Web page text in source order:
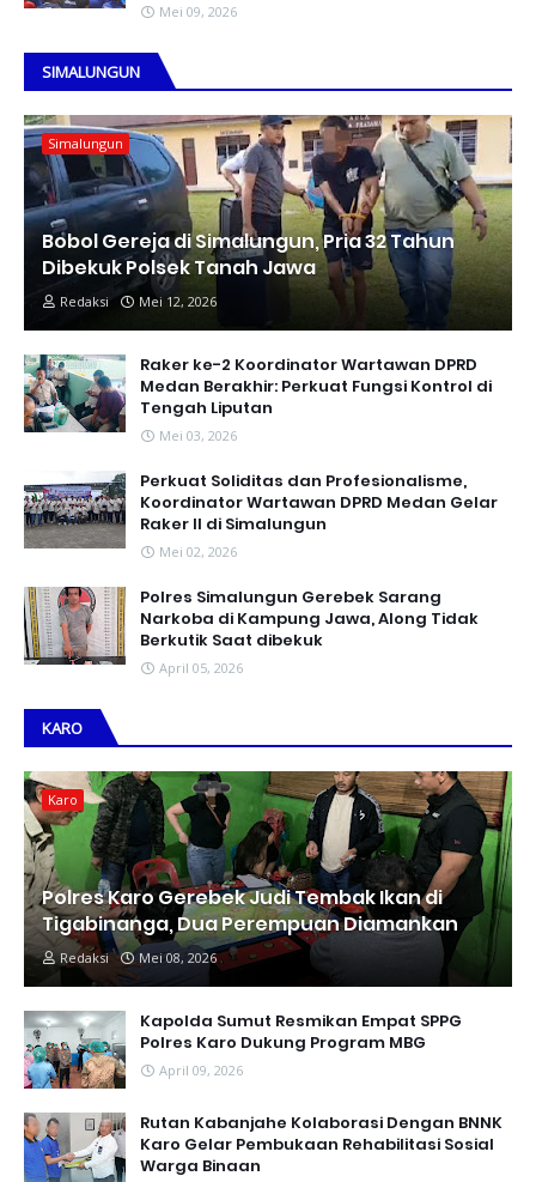
Mei 09, 2026
SIMALUNGUN
Simalungun
Bobol Gereja di Simalungun, Pria 32 Tahun
Dibekuk Polsek Tanah Jawa
Redaksi Mei 12, 2026
Raker ke-2 Koordinator Wartawan DPRD
Medan Berakhir: Perkuat Fungsi Kontrol di
Tengah Liputan
Mei 03, 2026
Perkuat Soliditas dan Profesionalisme,
Koordinator Wartawan DPRD Medan Gelar
Raker II di Simalungun
Mei 02, 2026
Polres Simalungun Gerebek Sarang
Narkoba di Kampung Jawa, Along Tidak
Berkutik Saat dibekuk
April 05, 2026
KARO
Karo
Polres Karo Gerebek Judi Tembak Ikan di
Tigabinanga, Dua Perempuan Diamankan
Redaksi Mei 08, 2026
Kapolda Sumut Resmikan Empat SPPG
Polres Karo Dukung Program MBG
April 09, 2026
Rutan Kabanjahe Kolaborasi Dengan BNNK
Karo Gelar Pembukaan Rehabilitasi Sosial
Warga Binaan